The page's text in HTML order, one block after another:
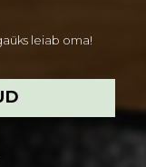
leiab oma!